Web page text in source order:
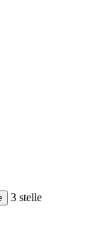
3 stelle